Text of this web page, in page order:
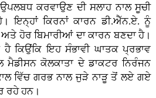
ਕਰਵਾਉਣ ਦੀ ਸਲਾਹ ਨਾਲ ਸੂਚੀ
ਇਨ੍ਹਾਂ ਕਿਰਨਾਂ ਕਾਰਨ ਡੀ.ਐੱਨ.ਏ. ਨੂੰ
ਹੋਰ ਬਿਮਾਰੀਆਂ ਦਾ ਕਾਰਨ ਬਣਦਾ ਹੈ।
ਹੈ ਕਿਉਂਕਿ ਇਹ ਸੰਭਾਵੀ ਘਾਤਕ ਪ੍ਰਭਾਵ
ਕੋਲਕਾਤਾ ਦੇ ਡਾਕਟਰ ਨਿਰੰਜਨ
ਵਿੱਚ ਗਰਭ ਨਾਲ ਜੁੜੇ ਨਾੜੂ ਤੋਂ ਲਏ ਗਏ
ਰਹੇ ਹਨ।